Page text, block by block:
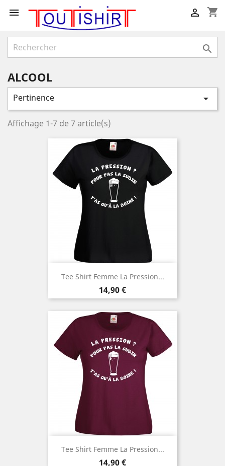
 shopping_cart


ALCOOL
Pertinence 
Affichage 1-7 de 7 article(s)
Tee Shirt Femme La Pression...
Prix
14,90 €
Tee Shirt Femme La Pression...
Prix
14,90 €